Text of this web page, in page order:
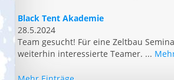
Black Tent Akademie
28.5.2024
Team gesucht! Für eine Zeltbau
weiterhin interessierte Teamer. ...